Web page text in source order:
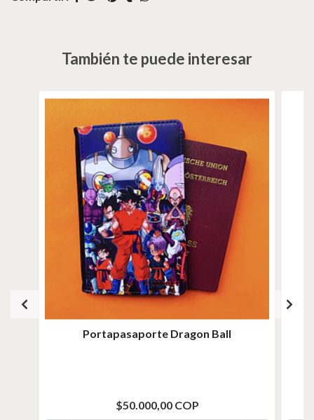
También te puede interesar
Portapasaporte Dragon Ball
$50.000,00 COP